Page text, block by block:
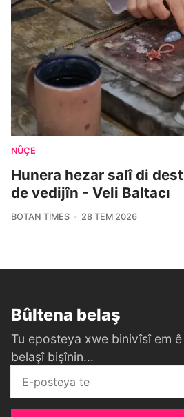
NÛÇE
Hunera hezar salî di
de vedijîn - Veli Baltacı
BOTAN TIMES 28 TEM 2026
Bûltena belaş
Tu eposteya xwe binivîsî em
belaşî bişînin...